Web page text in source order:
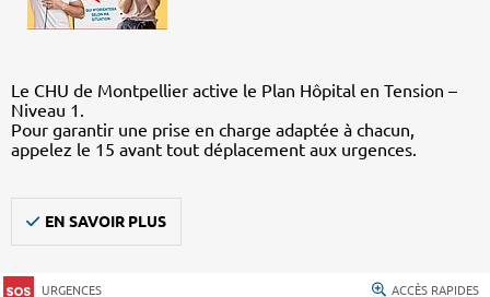
Le CHU de Montpellier active le Plan Hôpital en Tension –
Niveau 1.
Pour garantir une prise en charge adaptée à chacun,
appelez le 15 avant tout déplacement aux urgences.
EN SAVOIR PLUS
URGENCES ACCÈS RAPIDES